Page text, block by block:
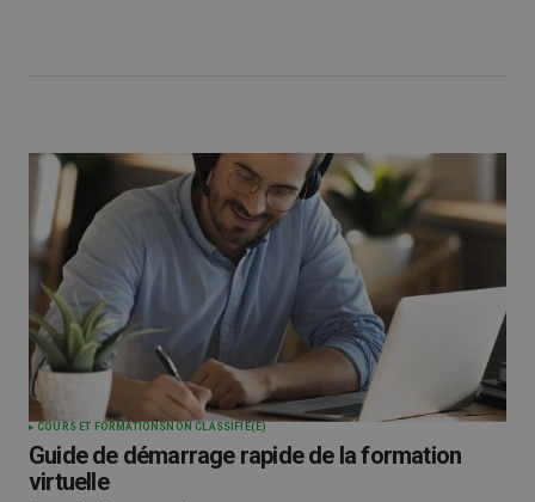
COURS ET FORMATIONS NON CLASSIFIÉ(E)
Guide de démarrage rapide de la formation
virtuelle